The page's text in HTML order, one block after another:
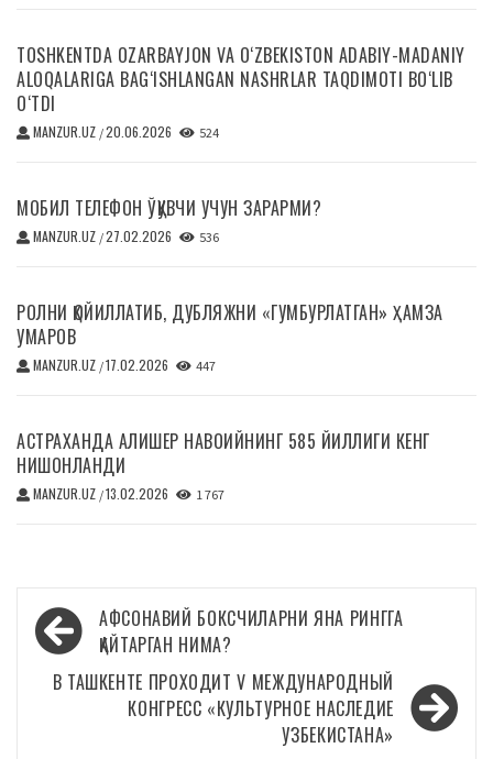
TOSHKENTDA OZARBAYJON VA O‘ZBEKISTON ADABIY-MADANIY
ALOQALARIGA BAG‘ISHLANGAN NASHRLAR TAQDIMOTI BO‘LIB
O‘TDI
MANZUR.UZ /20.06.2026 524
МОБИЛ ТЕЛЕФОН ЎҚУВЧИ УЧУН ЗАРАРМИ?
MANZUR.UZ /27.02.2026 536
РОЛНИ ҚОЙИЛЛАТИБ, ДУБЛЯЖНИ «ГУМБУРЛАТГАН» ҲАМЗА
УМАРОВ
MANZUR.UZ /17.02.2026 447
АСТРАХАНДА АЛИШЕР НАВОИЙНИНГ 585 ЙИЛЛИГИ КЕНГ
НИШОНЛАНДИ
MANZUR.UZ /13.02.2026 1 767
Навигация
по
записям
АФСОНАВИЙ БОКСЧИЛАРНИ ЯНА РИНГГА
ҚАЙТАРГАН НИМА?
В ТАШКЕНТЕ ПРОХОДИТ V МЕЖДУНАРОДНЫЙ
КОНГРЕСС «КУЛЬТУРНОЕ НАСЛЕДИЕ
УЗБЕКИСТАНА»